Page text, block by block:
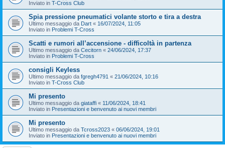
Inviato in T-Cross Club
Spia pressione pneumatici volante storto e tira a destra
Ultimo messaggio da Dart « 16/07/2024, 11:05
Inviato in Problemi T-Cross
Scatti e rumori all’accensione - difficoltà in partenza
Ultimo messaggio da Cecitorn « 24/06/2024, 17:37
Inviato in Problemi T-Cross
consigli Keyless
Ultimo messaggio da fgregh4791 « 21/06/2024, 10:16
Inviato in T-Cross Club
Mi presento
Ultimo messaggio da giataffi « 11/06/2024, 18:41
Inviato in Presentazioni e benvenuto ai nuovi membri
Mi presento
Ultimo messaggio da Tcross2023 « 06/06/2024, 19:01
Inviato in Presentazioni e benvenuto ai nuovi membri